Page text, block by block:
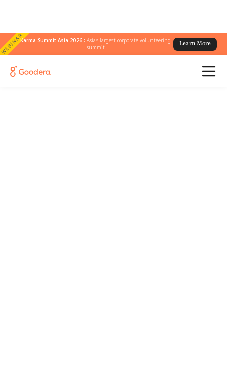
WEBINARKarma Summit Asia 2026 :Asia's largest corporate volunteering
summit
Learn More